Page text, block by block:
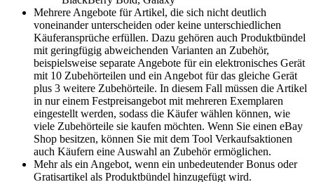
Mehrere Angebote für Artikel, die sich nicht deutlich
voneinander unterscheiden oder keine unterschiedlichen
Käuferansprüche erfüllen. Dazu gehören auch Produktbündel
mit geringfügig abweichenden Varianten an Zubehör,
beispielsweise separate Angebote für ein elektronisches Gerät
mit 10 Zubehörteilen und ein Angebot für das gleiche Gerät
plus 3 weitere Zubehörteile. In diesem Fall müssen die Artikel
in nur einem Festpreisangebot mit mehreren Exemplaren
eingestellt werden, sodass die Käufer wählen können, wie
viele Zubehörteile sie kaufen möchten. Wenn Sie einen eBay
Shop besitzen, können Sie mit dem Tool Verkaufsaktionen
auch Käufern eine Auswahl an Zubehör ermöglichen.
Mehr als ein Angebot, wenn ein unbedeutender Bonus oder
Gratisartikel als Produktbündel hinzugefügt wird.